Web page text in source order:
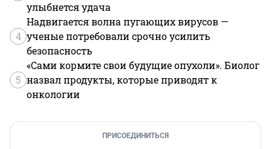
улыбнется удача
4
Надвигается волна пугающих вирусов —
ученые потребовали срочно усилить
безопасность
5
«Сами кормите свои будущие опухоли». Биолог
назвал продукты, которые приводят к
онкологии
ПРИСОЕДИНИТЬСЯ